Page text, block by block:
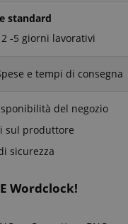
Wordclock!
standard
2 -5 giorni lavorativi
e tempi di consegna
del negozio
sul produttore
sicurezza